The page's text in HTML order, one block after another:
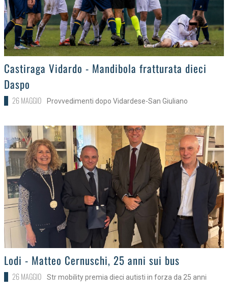
>
Castiraga Vidardo - Mandibola fratturata dieci
Daspo
26 MAGGIO Provvedimenti dopo Vidardese-San Giuliano
>Lodi - Matteo Cernuschi, 25 anni sui bus
26 MAGGIO Str mobility premia dieci autisti in forza da 25 anni